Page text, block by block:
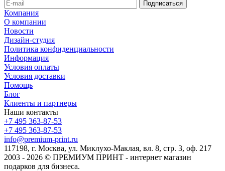
Компания
О компании
Новости
Дизайн-студия
Политика конфиденциальности
Информация
Условия оплаты
Условия доставки
Помощь
Блог
Клиенты и партнеры
Наши контакты
+7 495 363-87-53
+7 495 363-87-53
info@premium-print.ru
117198, г. Москва, ул. Миклухо-Маклая, вл. 8, стр. 3, оф. 217
2003 - 2026 © ПРЕМИУМ ПРИНТ - интернет магазин
подарков для бизнеса.